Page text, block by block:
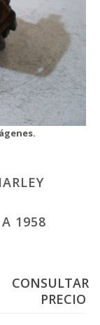
1958
CONSULTAR
PRECIO